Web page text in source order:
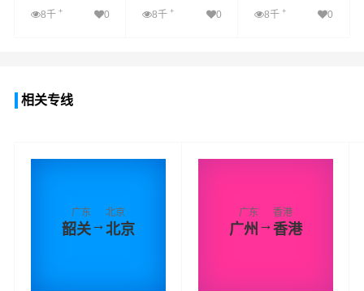
8千 + 0 8千+ 0 8千 + 0
相关专线
广东
韶关→
北京
北京
广东
广州 →
香港
香港